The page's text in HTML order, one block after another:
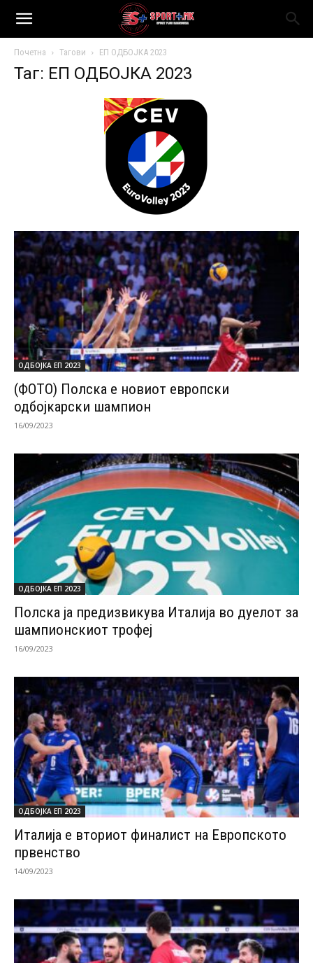
Почетна Тагови ЕП ОДБОЈКА 2023
Таг: ЕП ОДБОЈКА 2023
ОДБОЈКА ЕП 2023
(ФОТО) Полска е новиот европски
одбојкарски шампион
16/09/2023
ОДБОЈКА ЕП 2023
Полска ја предизвикува Италија во дуелот за
шампионскиот трофеј
16/09/2023
ОДБОЈКА ЕП 2023
Италија е вториот финалист на Европското
првенство
14/09/2023